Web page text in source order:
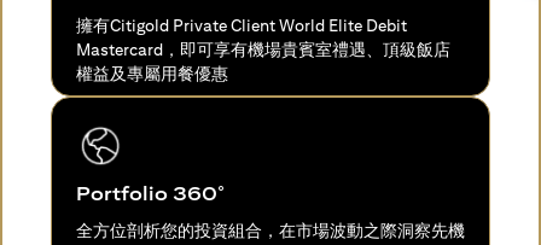
擁有Citigold Private Client World Elite Debit
Mastercard，即可享有機場貴賓室禮遇、頂級飯店
權益及專屬用餐優惠
Portfolio 360°
全方位剖析您的投資組合，在市場波動之際洞察先機